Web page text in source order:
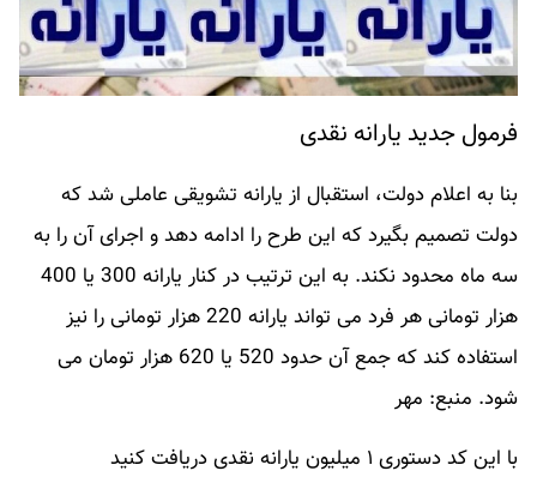
فرمول جدید یارانه نقدی
بنا به اعلام دولت، استقبال از یارانه تشویقی عاملی شد که
دولت تصمیم بگیرد که این طرح را ادامه دهد و اجرای آن را به
سه ماه محدود نکند. به این ترتیب در کنار یارانه 300 یا 400
هزار تومانی هر فرد می تواند یارانه 220 هزار تومانی را نیز
استفاده کند که جمع آن حدود 520 یا 620 هزار تومان می
شود. منبع: مهر
با این کد دستوری ۱ میلیون یارانه نقدی دریافت کنید